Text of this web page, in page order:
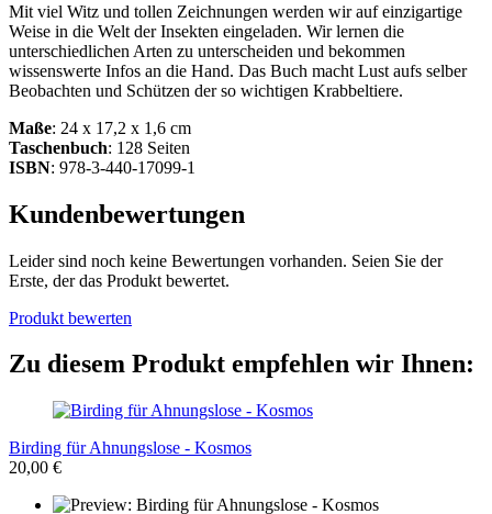
Mit viel Witz und tollen Zeichnungen werden wir auf einzigartige
Weise in die Welt der Insekten eingeladen. Wir lernen die
unterschiedlichen Arten zu unterscheiden und bekommen
wissenswerte Infos an die Hand. Das Buch macht Lust aufs selber
Beobachten und Schützen der so wichtigen Krabbeltiere.
Maße: 24 x 17,2 x 1,6 cm
Taschenbuch: 128 Seiten
ISBN: 978-3-440-17099-1
Kundenbewertungen
Leider sind noch keine Bewertungen vorhanden. Seien Sie der
Erste, der das Produkt bewertet.
Produkt bewerten
Zu diesem Produkt empfehlen wir Ihnen:
Birding für Ahnungslose - Kosmos
20,00 €